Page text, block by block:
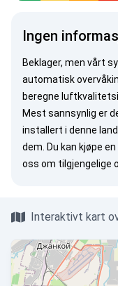
Ingen
Beklager, men vårt
automatisk
beregne
Mest sannsynlig er
installert i denne
dem. Du kan kjøpe
oss om tilgjengelige
Interaktivt kart